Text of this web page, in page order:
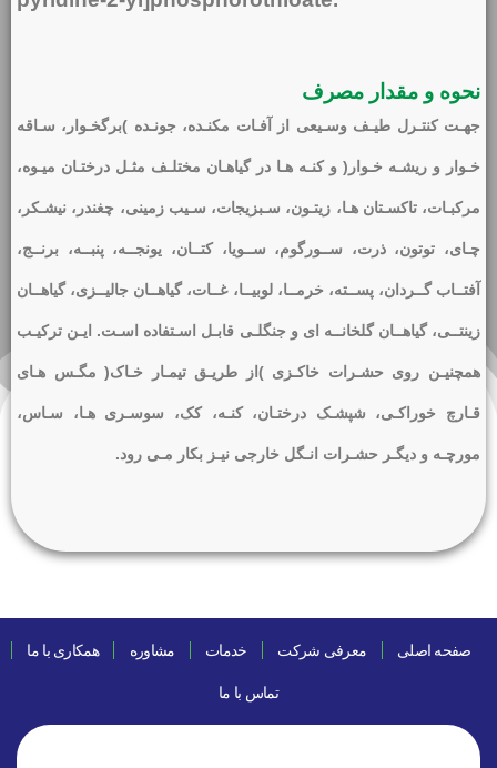
نحوه و مقدار مصرف
جهـت کنتـرل طیـف وسـیعی از آفـات مکنـده، جونـده )برگخـوار، سـاقه
خـوار و ریشـه خـوار( و کنـه هـا در گیاهـان مختلـف مثـل درختـان میـوه،
مرکبـات، تاکسـتان هـا، زیتـون، سـبزیجات، سـیب زمینی، چغندر، نیشـکر،
چـای، توتون، ذرت، ســورگوم، ســویا، کتــان، یونجــه، پنبــه، برنــج،
آفتــاب گــردان، پســته، خرمــا، لوبیــا، غــات، گیاهــان جالیــزی، گیاهــان
زینتــی، گیاهــان گلخانــه ای و جنگلـی قابـل اسـتفاده اسـت. ایـن ترکیـب
همچنیـن روی حشـرات خاکـزی )از طریـق تیمـار خـاک( مگـس هـای
قـارچ خوراکـی، شپشـک درختـان، کنـه، کک، سوسـری هـا، سـاس،
مورچـه و دیگـر حشـرات انـگل خارجی نیـز بکار مـی رود.
صفحه اصلی معرفی شرکت خدمات مشاوره همکاری با ما
تماس با ما